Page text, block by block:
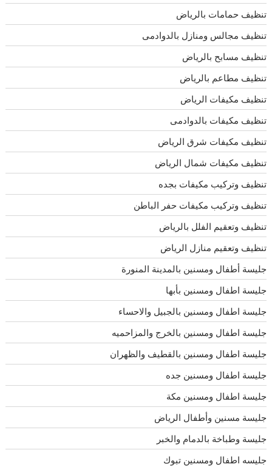
تنظيف حمامات بالرياض
تنظيف مجالس ومنازل بالدوادمى
تنظيف مسابح بالرياض
تنظيف مطاعم بالرياض
تنظيف مكيفات الرياض
تنظيف مكيفات بالدوادمى
تنظيف مكيفات شرق الرياض
تنظيف مكيفات شمال الرياض
تنظيف وتركيب مكيفات بجده
تنظيف وتركيب مكيفات حفر الباطن
تنظيف وتعقيم الفلل بالرياض
تنظيف وتعقيم منازل الرياض
جليسة أطفال ومسنين بالمدينة المنورة
جليسة اطفال ومسنين بأبها
جليسة اطفال ومسنين بالجبيل والاحساء
جليسة اطفال ومسنين بالخرج والمزاحميه
جليسة اطفال ومسنين بالقطيف والظهران
جليسة اطفال ومسنين جده
جليسة اطفال ومسنين مكة
جليسة مسنين وأطفال الرياض
جليسة وطباخة بالدمام والخبر
جليسه اطفال ومسنين تبوك